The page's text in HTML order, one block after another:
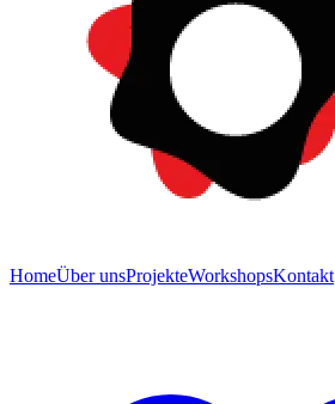
HomeÜber unsProjekteWorkshopsKontakt